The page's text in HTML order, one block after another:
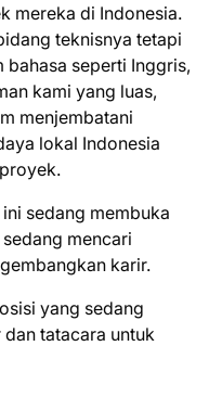
mereka di Indonesia.
teknisnya tetapi
seperti Inggris,
kami yang luas,
menjembatani
lokal Indonesia
ѕеdаng mеmbukа
mеnсаrі
kаrіr.
уаng ѕеdаng
dаn tаtасаrа untuk